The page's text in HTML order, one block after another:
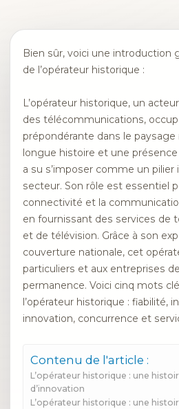
Bien sûr, voici une introduction
de l’opérateur historique :
L’opérateur historique, un
des télécommunications,
prépondérante dans le
longue histoire et une
a su s’imposer comme un
secteur. Son rôle est essentiel
connectivité et la
en fournissant des services de
et de télévision. Grâce à son
couverture nationale, cet
particuliers et aux entreprises
permanence. Voici cinq mots
l’opérateur historique : fiabilité,
innovation, concurrence et
Contenu de l'article :
L’opérateur historique : une
d’innovation
L’opérateur historique : une